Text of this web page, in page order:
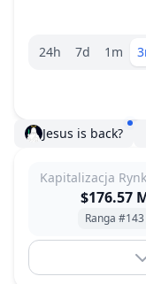
Wybór zakresu.
24h 7d 1m
Jesus is back?
Kapitalizacja
$176.57
Ranga #143